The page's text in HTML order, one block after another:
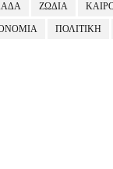
ΖΩΔΙΑ
ΠΟΛΙΤΙΚΗ